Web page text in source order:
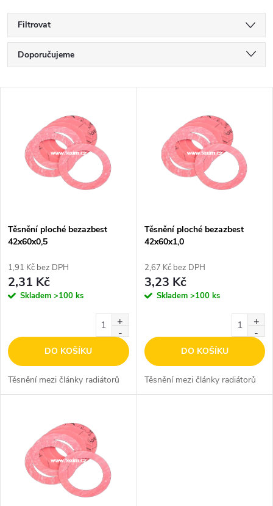
Filtrovat
Ř
a
p
r
o
d
u
k
Doporučujeme
Nejprodávanější
Abecedně
s
p
r
d
u
Těsnění ploché bezazbest
42x60x0,5
1,91 Kč bez DPH
2,31 Kč
Skladem >100 ks
DO KOŠÍKU
Těsnění mezi články radiátorů
Těsnění ploché bezazbest
42x60x1,0
2,67 Kč bez DPH
3,23 Kč
Skladem >100 ks
DO KOŠÍKU
Těsnění mezi články radiátorů